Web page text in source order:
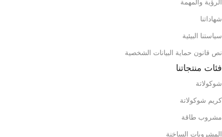
حاوية 40 قدم
محتويات الصندوق (الحقيبة)
شهاداتنا
سياستنا البيئية
نص قانون حماية البيانات الشخصية
فئات منتجاتنا
شوكولاتة
كريم شوكولاتة
مشروب طاقة
المشروبات الساخنة